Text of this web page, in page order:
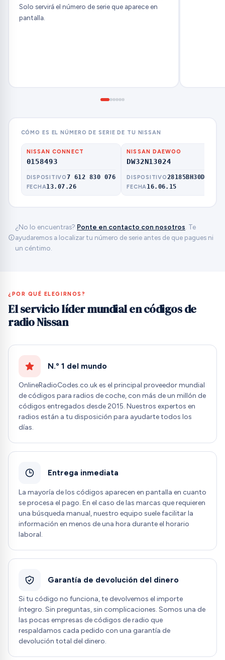
Solo servirá el número de serie que aparece en
pantalla.
CÓMO ES EL NÚMERO DE SERIE DE TU NISSAN
NISSAN CONNECT
0158493
DISPOSITIVO7 612 830 076
FECHA13.07.26
NISSAN DAEWOO
DW32N13024
DISPOSITIVO28185BH30D
FECHA16.06.15
¿No lo encuentras? Ponte en contacto con nosotros . Te
ayudaremos a localizar tu número de serie antes de que pagues ni
un céntimo.
¿POR QUÉ ELEGIRNOS?
El servicio líder mundial en códigos de
radio Nissan
N.º 1 del mundo
OnlineRadioCodes.co.uk es el principal proveedor mundial
de códigos para radios de coche, con más de un millón de
códigos entregados desde 2015. Nuestros expertos en
radios están a tu disposición para ayudarte todos los
días.
Entrega inmediata
La mayoría de los códigos aparecen en pantalla en cuanto
se procesa el pago. En el caso de las marcas que requieren
una búsqueda manual, nuestro equipo suele facilitar la
información en menos de una hora durante el horario
laboral.
Garantía de devolución del dinero
Si tu código no funciona, te devolvemos el importe
íntegro. Sin preguntas, sin complicaciones. Somos una de
las pocas empresas de códigos de radio que
respaldamos cada pedido con una garantía de
devolución total del dinero.